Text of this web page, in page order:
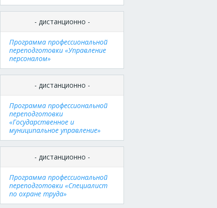
- дистанционно -
Программа профессиональной
переподготовки «Управление
персоналом»
- дистанционно -
Программа профессиональной
переподготовки
«Государственное и
муниципальное управление»
- дистанционно -
Программа профессиональной
переподготовки «Специалист
по охране труда»